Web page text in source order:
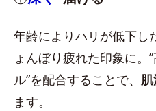
年齢によりハリが低下し
ょんぼり疲れた印象に。
ル”を配合することで、
ます。